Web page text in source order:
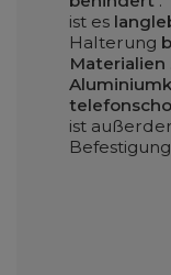
ist es
Halterung
Materialien
ist